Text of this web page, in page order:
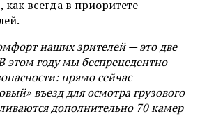
как всегда в приоритете
наших зрителей — это две
этом году мы беспрецедентно
прямо сейчас
въезд для осмотра грузового
дополнительно 70 камер